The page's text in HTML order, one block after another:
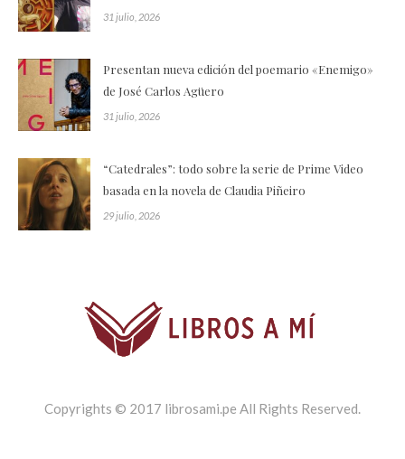
31 julio, 2026
Presentan nueva edición del poemario «Enemigo»
de José Carlos Agüero
31 julio, 2026
“Catedrales”: todo sobre la serie de Prime Video
basada en la novela de Claudia Piñeiro
29 julio, 2026
Copyrights © 2017 librosami.pe All Rights Reserved.